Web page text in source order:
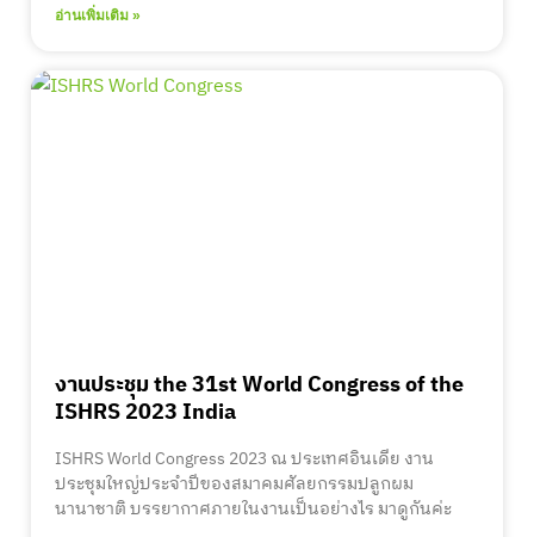
อ่านเพิ่มเติม »
งานประชุม the 31st World Congress of the
ISHRS 2023 India
ISHRS World Congress 2023 ณ ประเทศอินเดีย งาน
ประชุมใหญ่ประจำปีของสมาคมศัลยกรรมปลูกผม
นานาชาติ บรรยากาศภายในงานเป็นอย่างไร มาดูกันค่ะ